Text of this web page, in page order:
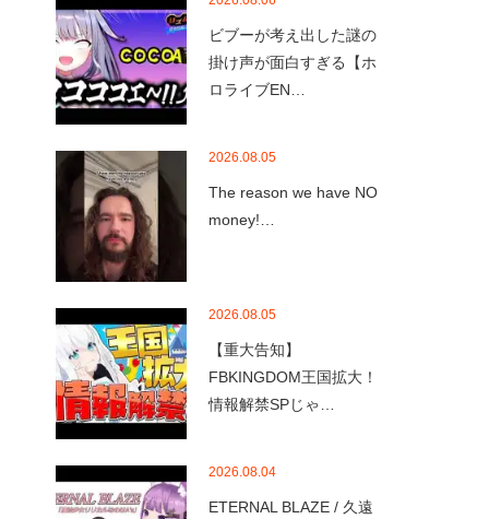
ビブーが考え出した謎の
掛け声が面白すぎる【ホ
ロライブEN…
2026.08.05
The reason we have NO
money!…
2026.08.05
【重大告知】
FBKINGDOM王国拡大！
情報解禁SPじゃ…
2026.08.04
ETERNAL BLAZE / 久遠